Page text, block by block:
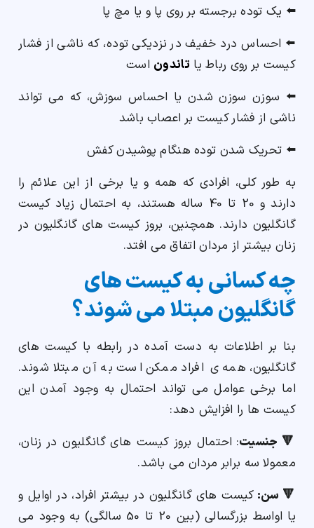
⬅️ یک توده برجسته بر روی پا و یا مچ پا
⬅️ احساس درد خفیف در نزدیکی توده، که ناشی از فشار
کیست بر روی رباط یا تاندون است
⬅️ سوزن سوزن شدن یا احساس سوزش، که می تواند
ناشی از فشار کیست بر اعصاب باشد
⬅️ تحریک شدن توده هنگام پوشیدن کفش
به طور کلی، افرادی که همه و یا برخی از این علائم را
دارند و 20 تا 40 ساله هستند، به احتمال زیاد کیست
گانگلیون دارند. همچنین، بروز کیست های گانگلیون در
زنان بیشتر از مردان اتفاق می افتد.
چه کسانی به کیست های
گانگلیون مبتلا می شوند؟
بنا بر اطلاعات به دست آمده در رابطه با کیست های
گانگلیون، همه ی افراد ممکن است به آن مبتلا شوند.
اما برخی عوامل می تواند احتمال به وجود آمدن این
کیست ها را افزایش دهد:
🔻 جنسیت: احتمال بروز کیست های گانگلیون در زنان،
معمولا سه برابر مردان می باشد.
🔻 سن: کیست های گانگلیون در بیشتر افراد، در اوایل و
یا اواسط بزرگسالی (بین 20 تا 50 سالگی) به وجود می